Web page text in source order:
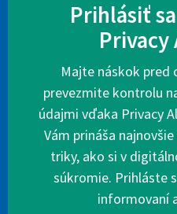
Prihlásiť
Privacy
Majte náskok pred
prevezmite kontrolu
údajmi vďaka Privacy
Vám prináša
triky, ako si v
súkromie. Prihláste
informovaní